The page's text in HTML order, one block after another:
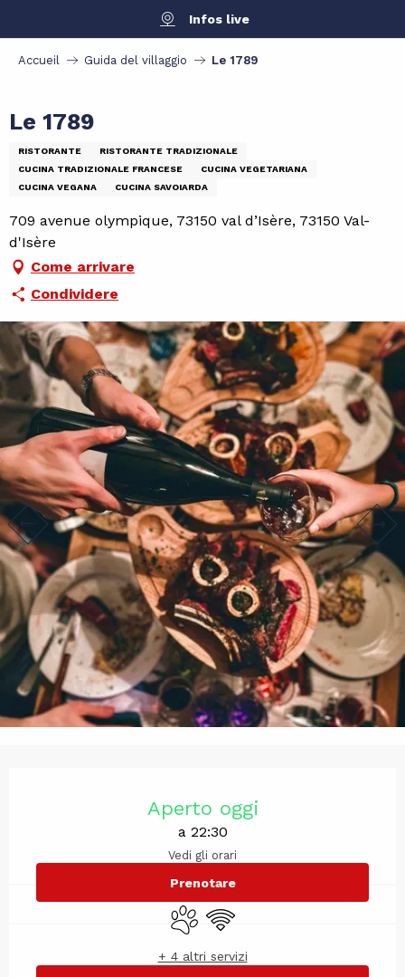
contenu
Infos live
Accueil Guida del villaggio Le 1789
Le 1789
RISTORANTE
RISTORANTE TRADIZIONALE
CUCINA TRADIZIONALE FRANCESE
CUCINA VEGETARIANA
CUCINA VEGANA
CUCINA SAVOIARDA
709 avenue olympique, 73150 val d’Isère, 73150 Val-
d'Isère
Come arrivare
Condividere
Aperto oggi
a 22:30
Vedi gli orari
Prenotare
Animali ammessi
Wi-Fi
+ 4 altri servizi